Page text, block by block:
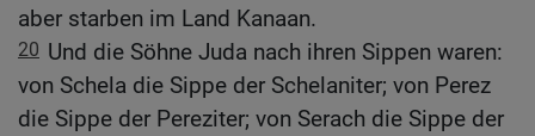
aber starben im Land Kanaan.
20 Und die Söhne Juda nach ihren Sippen waren:
von Schela die Sippe der Schelaniter; von Perez
die Sippe der Pereziter; von Serach die Sippe der